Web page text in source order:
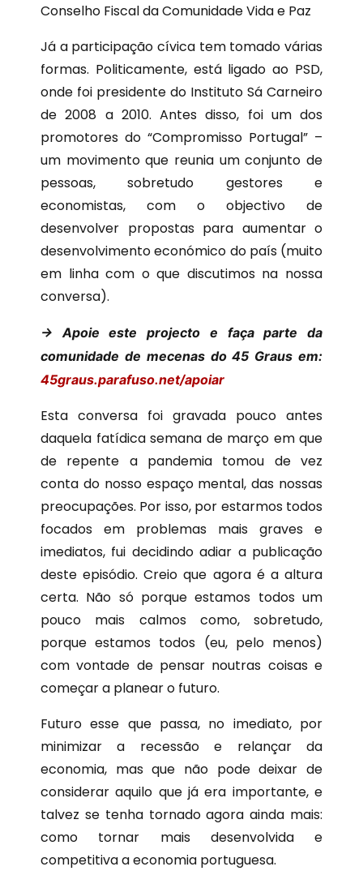
Conselho Fiscal da Comunidade Vida e Paz
Já a participação cívica tem tomado várias
formas. Politicamente, está ligado ao PSD,
onde foi presidente do Instituto Sá Carneiro
de 2008 a 2010. Antes disso, foi um dos
promotores do “Compromisso Portugal” –
um movimento que reunia um conjunto de
pessoas, sobretudo gestores e
economistas, com o objectivo de
desenvolver propostas para aumentar o
desenvolvimento económico do país (muito
em linha com o que discutimos na nossa
conversa).
-> Apoie este projecto e faça parte da
comunidade de mecenas do 45 Graus em:
45graus.parafuso.net/apoiar
Esta conversa foi gravada pouco antes
daquela fatídica semana de março em que
de repente a pandemia tomou de vez
conta do nosso espaço mental, das nossas
preocupações. Por isso, por estarmos todos
focados em problemas mais graves e
imediatos, fui decidindo adiar a publicação
deste episódio. Creio que agora é a altura
certa. Não só porque estamos todos um
pouco mais calmos como, sobretudo,
porque estamos todos (eu, pelo menos)
com vontade de pensar noutras coisas e
começar a planear o futuro.
Futuro esse que passa, no imediato, por
minimizar a recessão e relançar da
economia, mas que não pode deixar de
considerar aquilo que já era importante, e
talvez se tenha tornado agora ainda mais:
como tornar mais desenvolvida e
competitiva a economia portuguesa.